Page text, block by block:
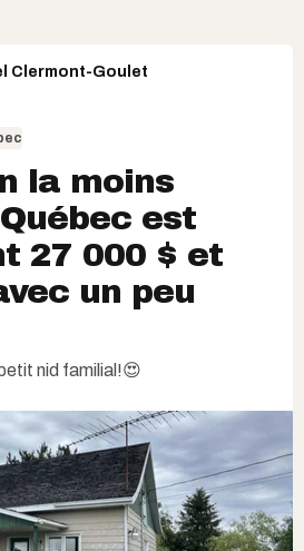
Clermont-Goulet
la moins
est
27 000 $ et
un peu
nid familial!😍